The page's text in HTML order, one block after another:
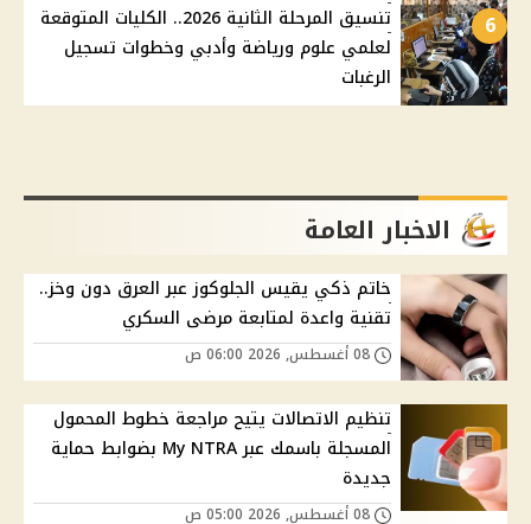
6
تنسيق المرحلة الثانية 2026.. الكليات المتوقعة
لعلمي علوم ورياضة وأدبي وخطوات تسجيل
الرغبات
الاخبار العامة
خاتم ذكي يقيس الجلوكوز عبر العرق دون وخز..
تقنية واعدة لمتابعة مرضى السكري
تنظيم الاتصالات يتيح مراجعة خطوط المحمول
المسجلة باسمك عبر My NTRA بضوابط حماية
جديدة